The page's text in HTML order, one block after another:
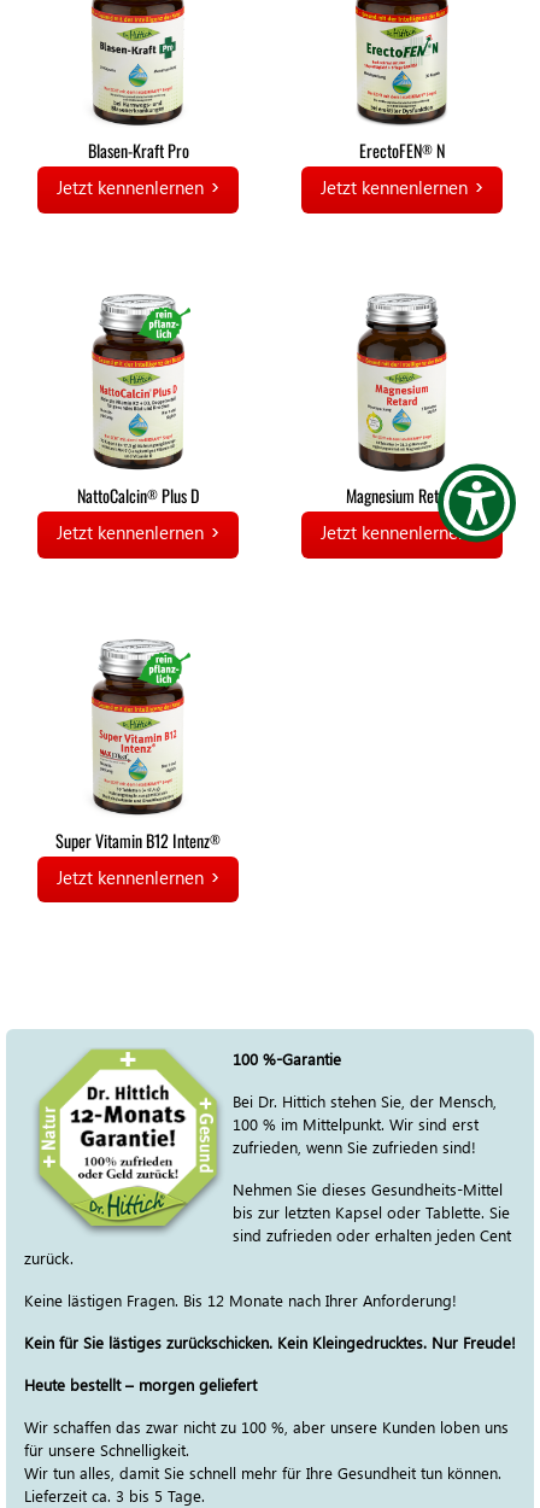
Blasen-Kraft Pro
Jetzt kennenlernen
ErectoFEN® N
Jetzt kennenlernen
NattoCalcin® Plus D
Jetzt kennenlernen
Magnesium Retard
Jetzt kennenlernen
Super Vitamin B12 Intenz®
Jetzt kennenlernen
100 %-Garantie
Bei Dr. Hittich stehen Sie, der Mensch,
100 % im Mittelpunkt. Wir sind erst
zufrieden, wenn Sie zufrieden sind!
Nehmen Sie dieses Gesundheits-Mittel
bis zur letzten Kapsel oder Tablette. Sie
sind zufrieden oder erhalten jeden Cent
zurück.
Keine lästigen Fragen. Bis 12 Monate nach Ihrer Anforderung!
Kein für Sie lästiges zurückschicken. Kein Kleingedrucktes. Nur Freude!
Heute bestellt – morgen geliefert
Wir schaffen das zwar nicht zu 100 %, aber unsere Kunden loben uns
für unsere Schnelligkeit.
Wir tun alles, damit Sie schnell mehr für Ihre Gesundheit tun können.
Lieferzeit ca. 3 bis 5 Tage.